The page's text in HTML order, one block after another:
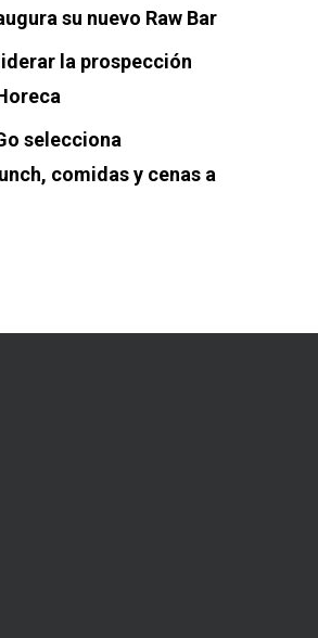
su nuevo Raw Bar
la prospección
selecciona
comidas y cenas a